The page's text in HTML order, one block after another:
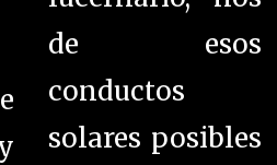
de esos
conductos
solares posibles